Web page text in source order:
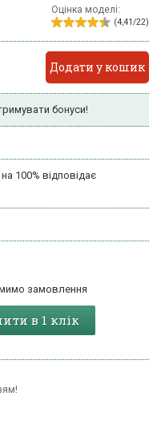
Оцінка моделі:
(4,41/22)
Додати у кошик
бонуси!
100% відповідає
замовлення
в 1 клік